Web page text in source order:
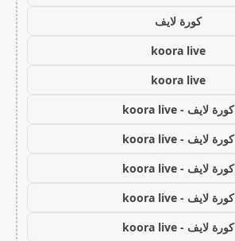
كورة لايف
koora live
koora live
كورة لايف - koora live
كورة لايف - koora live
كورة لايف - koora live
كورة لايف - koora live
كورة لايف - koora live